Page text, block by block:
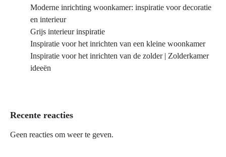
Moderne inrichting woonkamer: inspiratie voor decoratie
en interieur
Grijs interieur inspiratie
Inspiratie voor het inrichten van een kleine woonkamer
Inspiratie voor het inrichten van de zolder | Zolderkamer
ideeën
Recente reacties
Geen reacties om weer te geven.